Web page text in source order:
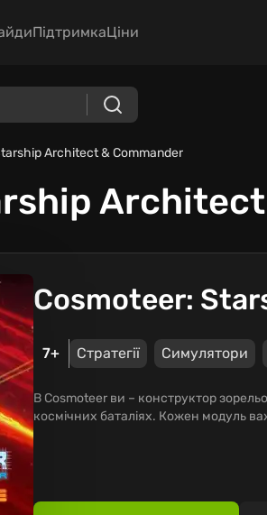
ПідтримкаЦіни
Architect & Commander
Cosmoteer:
7+ Стратегії Симулятори
В Cosmoteer ви – конструктор
космічних баталіях. Кожен модуль